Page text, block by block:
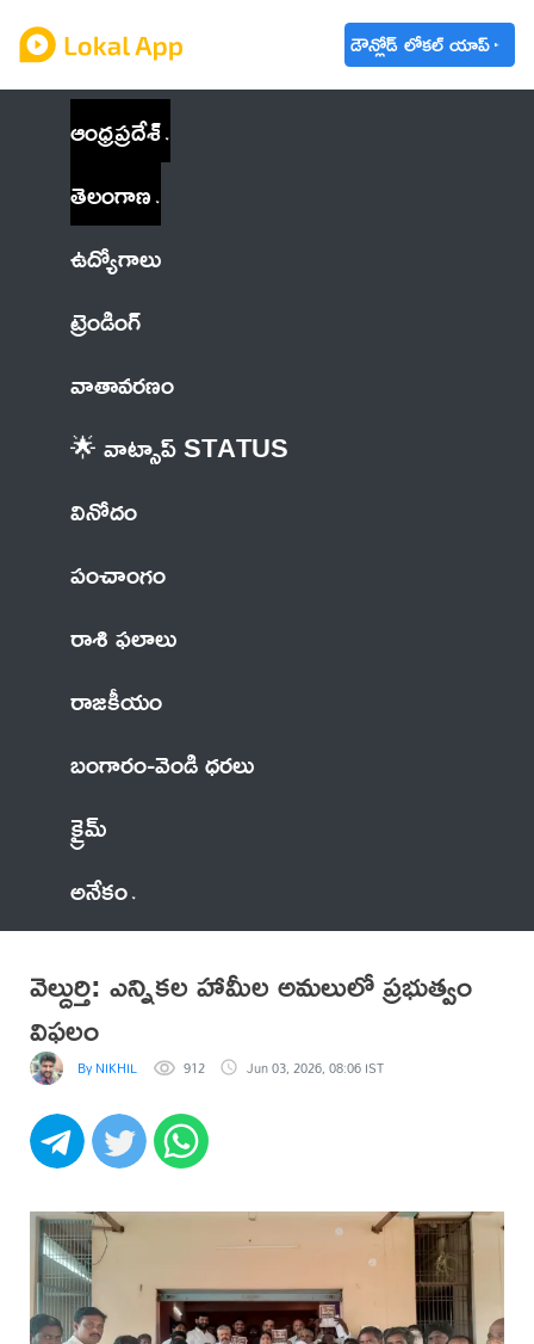
డౌన్లోడ్ లోకల్ యాప్
ఆంధ్రప్రదేశ్
తెలంగాణ
ఉద్యోగాలు
ట్రెండింగ్
వాతావరణం
🌟 వాట్సాప్ STATUS
వినోదం
పంచాంగం
రాశి ఫలాలు
రాజకీయం
బంగారం-వెండి ధరలు
క్రైమ్
అనేకం
వెల్దుర్తి: ఎన్నికల హామీల అమలులో ప్రభుత్వం
విఫలం
By NIKHIL 912 Jun 03, 2026, 08:06 IST